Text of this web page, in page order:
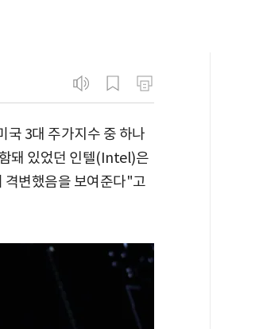
국 3대 주가지수 중 하나
돼 있었던 인텔(Intel)은
격변했음을 보여준다"고